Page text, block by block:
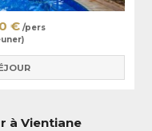
€ /pers
à Vientiane